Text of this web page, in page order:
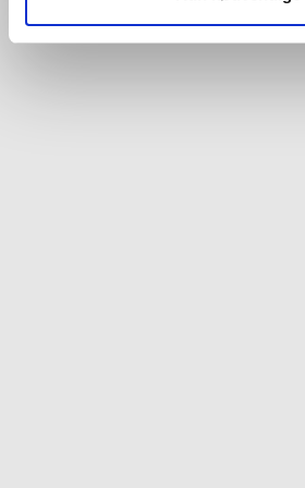
Du kan se mere om, hvordan vi